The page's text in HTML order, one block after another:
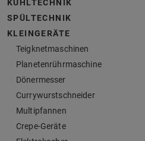
KÜHLTECHNIK
SPÜLTECHNIK
KLEINGERÄTE
Teigknetmaschinen
Planetenrührmaschine
Dönermesser
Currywurstschneider
Multipfannen
Crepe-Geräte